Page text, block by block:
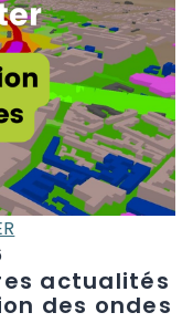
actualités
des ondes